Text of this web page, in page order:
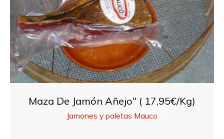
Maza De Jamón Añejo" ( 17,95€/Kg)
Jamones y paletas Mauco